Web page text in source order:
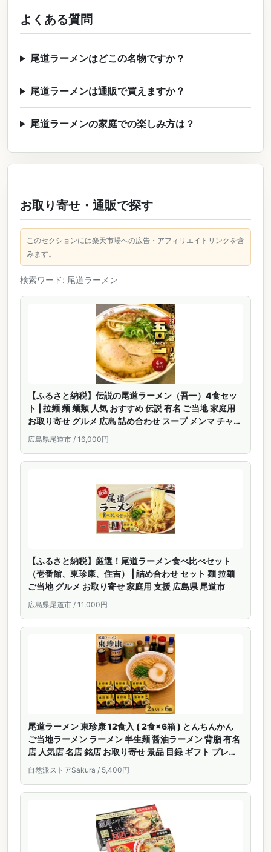
よくある質問
尾道ラーメンはどこの名物ですか？
尾道ラーメンは通販で買えますか？
尾道ラーメンの家庭での楽しみ方は？
お取り寄せ・通販で探す
このセクションには楽天市場への広告・アフィリエイトリンクを含
みます。
検索ワード: 尾道ラーメン
【ふるさと納税】伝説の尾道ラーメン（吾一）4食セッ
ト | 拉麺 麺 麺類 人気 おすすめ 伝説 有名 ご当地 家庭用
お取り寄せ グルメ 広島 詰め合わせ スープ メンマ チャー
シュー 付き
広島県尾道市 / 16,000円
【ふるさと納税】厳選！尾道ラーメン食べ比べセット
（壱番館、東珍康、住吉） | 詰め合わせ セット 麺 拉麺
ご当地 グルメ お取り寄せ 家庭用 支援 広島県 尾道市
広島県尾道市 / 11,000円
尾道ラーメン 東珍康 12食入 ( 2食×6箱 ) とんちんかん
ご当地ラーメン ラーメン 半生麺 醤油ラーメン 背脂 有名
店 人気店 名店 銘店 お取り寄せ 景品 目録 ギフト プレゼ
ント 御中元 お中元 夏ギフト
自然派ストアSakura / 5,400円